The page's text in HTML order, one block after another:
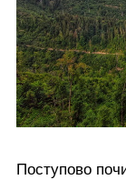
Поступово